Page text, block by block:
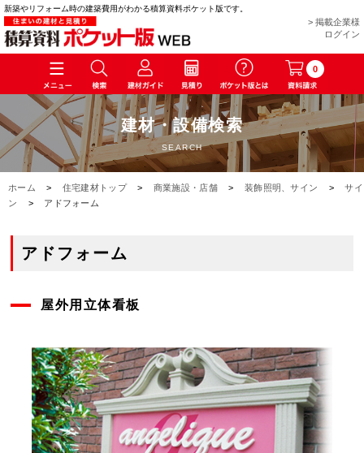
新築やリフォーム時の建築費用がわかる積算資料ポケット版です。
> 掲載企業様
ログイン
0
建材・設備検索
SEARCH
ホーム > 住宅建材トップ > 商業施設・店舗 > 装飾照明、サイン >
サイ
ン
> アドフォーム
アドフォーム
屋外用立体看板